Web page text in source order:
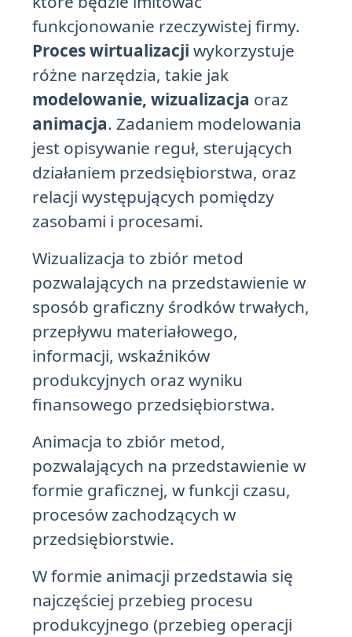
funkcjonowanie rzeczywistej firmy.
Proces wirtualizacji wykorzystuje
różne narzędzia, takie jak
modelowanie, wizualizacja oraz
animacja. Zadaniem modelowania
jest opisywanie reguł, sterujących
działaniem przedsiębiorstwa, oraz
relacji występujących pomiędzy
zasobami i procesami.
Wizualizacja to zbiór metod
pozwalających na przedstawienie w
sposób graficzny środków trwałych,
przepływu materiałowego,
informacji, wskaźników
produkcyjnych oraz wyniku
finansowego przedsiębiorstwa.
Animacja to zbiór metod,
pozwalających na przedstawienie w
formie graficznej, w funkcji czasu,
procesów zachodzących w
przedsiębiorstwie.
W formie animacji przedstawia się
najczęściej przebieg procesu
produkcyjnego (przebieg operacji